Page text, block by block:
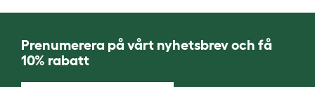
Prenumerera på vårt nyhetsbrev och få
10% rabatt